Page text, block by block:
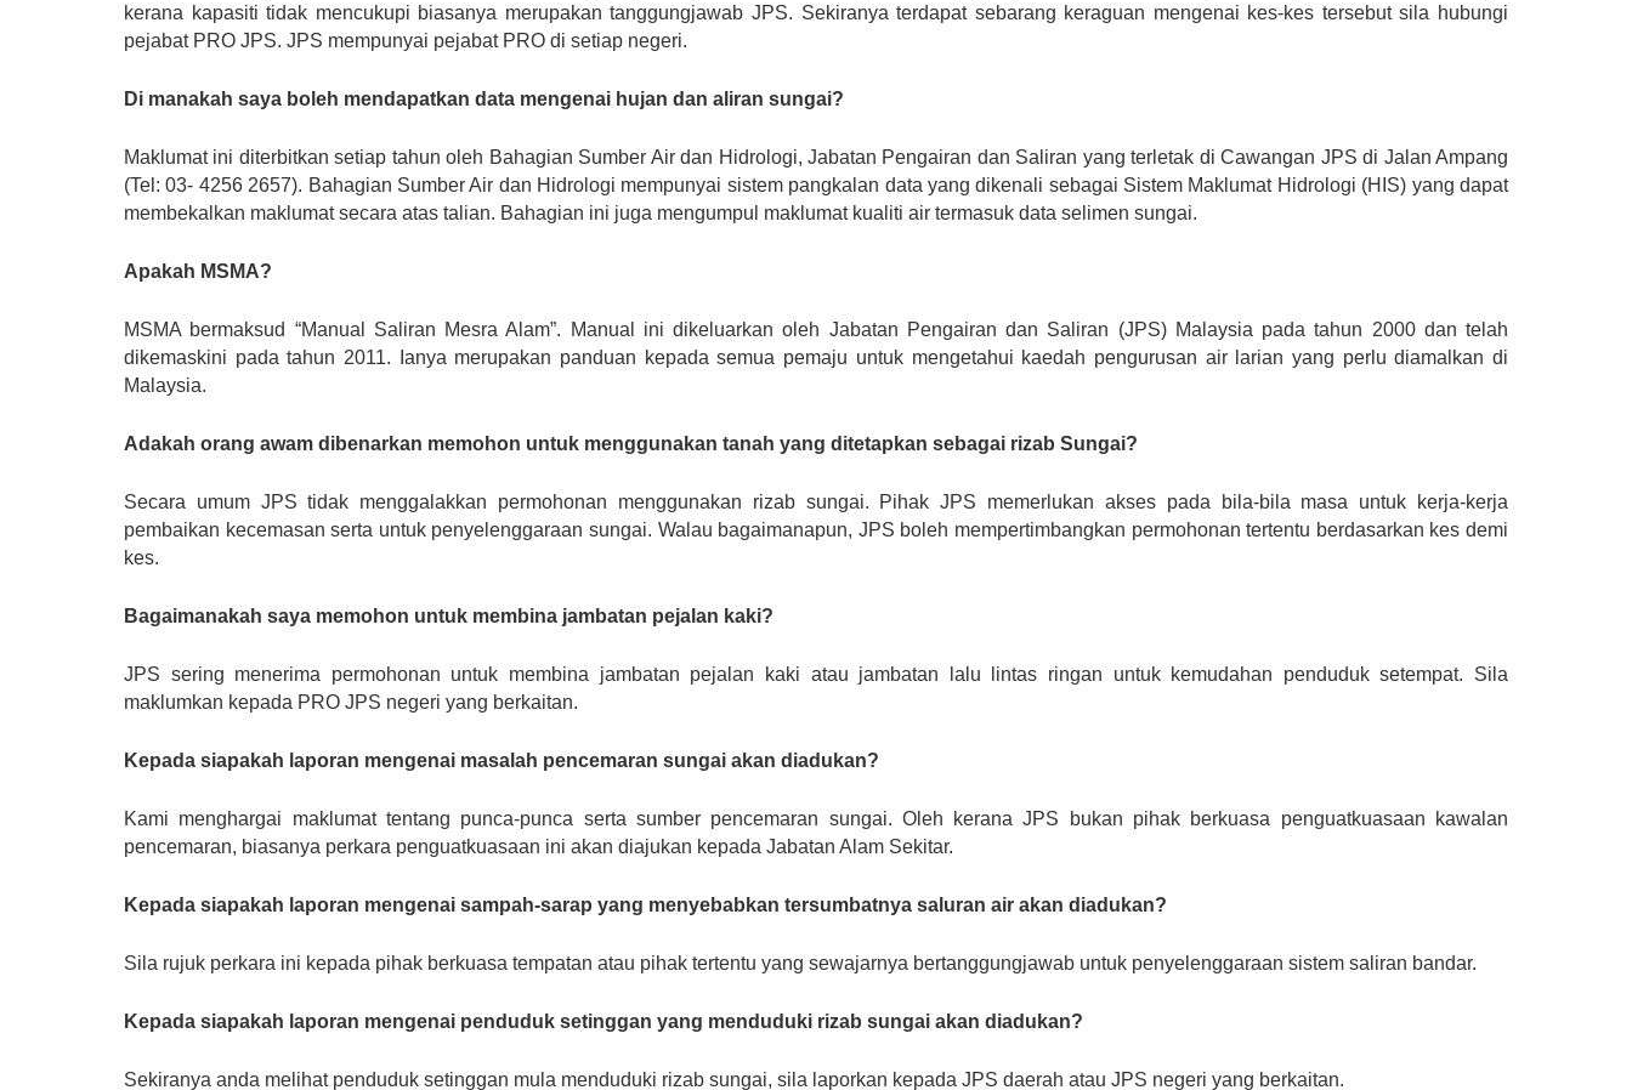
kerana kapasiti tidak mencukupi biasanya merupakan tanggungjawab JPS. Sekiranya terdapat sebarang keraguan mengenai kes-kes tersebut sila hubungi
pejabat PRO JPS. JPS mempunyai pejabat PRO di setiap negeri.
Di manakah saya boleh mendapatkan data mengenai hujan dan aliran sungai?
Maklumat ini diterbitkan setiap tahun oleh Bahagian Sumber Air dan Hidrologi, Jabatan Pengairan dan Saliran yang terletak di Cawangan JPS di Jalan Ampang
(Tel: 03- 4256 2657). Bahagian Sumber Air dan Hidrologi mempunyai sistem pangkalan data yang dikenali sebagai Sistem Maklumat Hidrologi (HIS) yang dapat
membekalkan maklumat secara atas talian. Bahagian ini juga mengumpul maklumat kualiti air termasuk data selimen sungai.
Apakah MSMA?
MSMA bermaksud “Manual Saliran Mesra Alam”. Manual ini dikeluarkan oleh Jabatan Pengairan dan Saliran (JPS) Malaysia pada tahun 2000 dan telah
dikemaskini pada tahun 2011. Ianya merupakan panduan kepada semua pemaju untuk mengetahui kaedah pengurusan air larian yang perlu diamalkan di
Malaysia.
Adakah orang awam dibenarkan memohon untuk menggunakan tanah yang ditetapkan sebagai rizab Sungai?
Secara umum JPS tidak menggalakkan permohonan menggunakan rizab sungai. Pihak JPS memerlukan akses pada bila-bila masa untuk kerja-kerja
pembaikan kecemasan serta untuk penyelenggaraan sungai. Walau bagaimanapun, JPS boleh mempertimbangkan permohonan tertentu berdasarkan kes demi
kes.
Bagaimanakah saya memohon untuk membina jambatan pejalan kaki?
JPS sering menerima permohonan untuk membina jambatan pejalan kaki atau jambatan lalu lintas ringan untuk kemudahan penduduk setempat. Sila
maklumkan kepada PRO JPS negeri yang berkaitan.
Kepada siapakah laporan mengenai masalah pencemaran sungai akan diadukan?
Kami menghargai maklumat tentang punca-punca serta sumber pencemaran sungai. Oleh kerana JPS bukan pihak berkuasa penguatkuasaan kawalan
pencemaran, biasanya perkara penguatkuasaan ini akan diajukan kepada Jabatan Alam Sekitar.
Kepada siapakah laporan mengenai sampah-sarap yang menyebabkan tersumbatnya saluran air akan diadukan?
Sila rujuk perkara ini kepada pihak berkuasa tempatan atau pihak tertentu yang sewajarnya bertanggungjawab untuk penyelenggaraan sistem saliran bandar.
Kepada siapakah laporan mengenai penduduk setinggan yang menduduki rizab sungai akan diadukan?
Sekiranya anda melihat penduduk setinggan mula menduduki rizab sungai, sila laporkan kepada JPS daerah atau JPS negeri yang berkaitan.